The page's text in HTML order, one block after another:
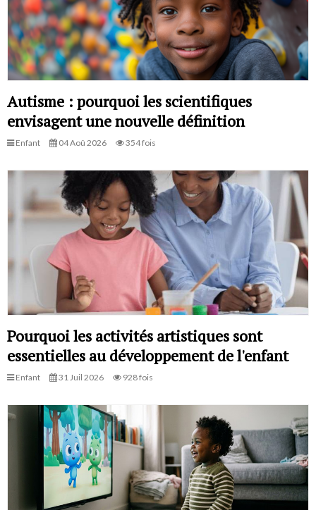
Autisme : pourquoi les scientifiques
envisagent une nouvelle définition
Enfant 04 Aoû 2026 354 fois
Pourquoi les activités artistiques sont
essentielles au développement de l'enfant
Enfant 31 Juil 2026 928 fois